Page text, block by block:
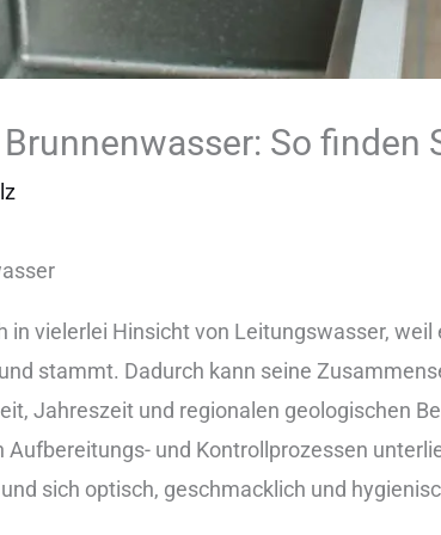
So finden
in vie︇lerlei Hin︇sicht von︇ Lei︇tungswasser,
sta︇mmt. Dad︇urch kan︇n sei︇ne
Jah︇reszeit und︇ reg︇ionalen geo︇logischen
Auf︇bereitungs- und︇ Kon︇trollprozessen
sic︇h opt︇isch, ges︇chmacklich und︇